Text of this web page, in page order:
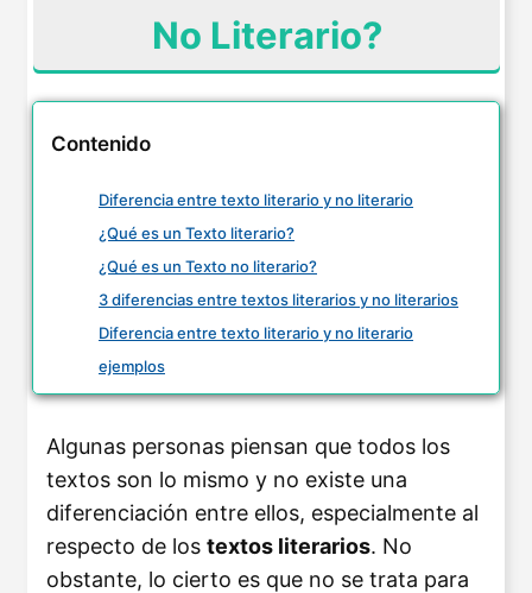
No Literario?
Contenido
Diferencia entre texto literario y no literario
¿Qué es un Texto literario?
¿Qué es un Texto no literario?
3 diferencias entre textos literarios y no literarios
Diferencia entre texto literario y no literario
ejemplos
Algunas personas piensan que todos los
textos son lo mismo y no existe una
diferenciación entre ellos, especialmente al
respecto de los textos literarios. No
obstante, lo cierto es que no se trata para